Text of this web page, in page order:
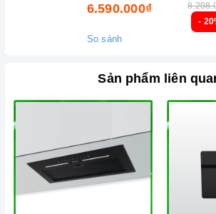
-
6.590.000₫
So sánh
Sản phẩm liên